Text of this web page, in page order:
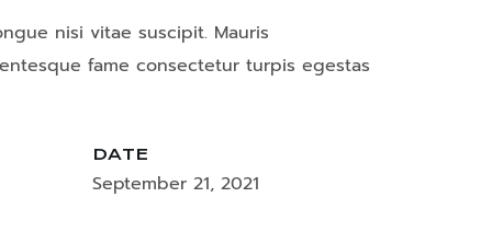
nisi vitae suscipit. Mauris
fame consectetur turpis egestas
DATE
September 21, 2021